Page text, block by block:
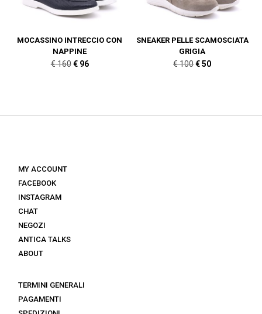
MOCASSINO INTRECCIO CON
NAPPINE
€160 Il
€96Il
SNEAKER PELLE SCAMOSCIATA
GRIGIA
€100Il
€50Il
MY ACCOUNT
FACEBOOK
INSTAGRAM
CHAT
NEGOZI
ANTICA TALKS
ABOUT
TERMINI GENERALI
PAGAMENTI